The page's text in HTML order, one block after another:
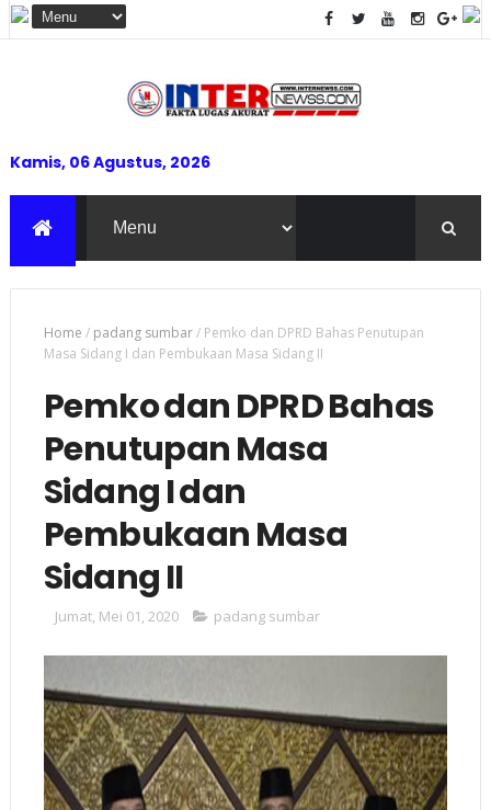
Kamis, 06 Agustus, 2026
Home / padang sumbar/ Pemko dan DPRD Bahas Penutupan
Masa Sidang I dan Pembukaan Masa Sidang II
Pemko dan DPRD Bahas
Penutupan Masa
Sidang I dan
Pembukaan Masa
Sidang II
Jumat, Mei 01, 2020 padang sumbar